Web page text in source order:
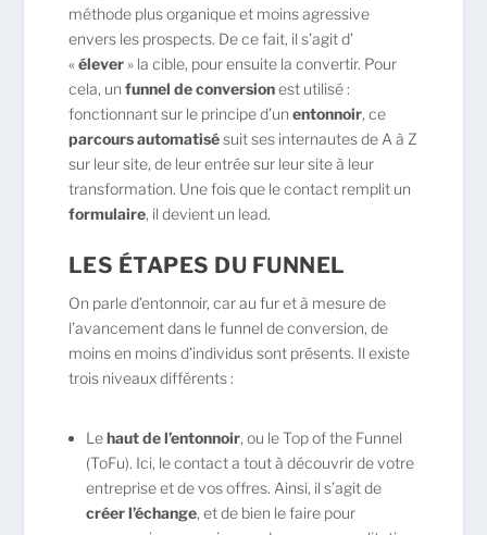
méthode plus organique et moins agressive
envers les prospects. De ce fait, il s’agit d’
«élever» la cible, pour ensuite la convertir. Pour
cela, un funnel de conversionest utilisé :
fonctionnant sur le principe d’un entonnoir, ce
parcours automatisésuit ses internautes de A à Z
sur leur site, de leur entrée sur leur site à leur
transformation. Une fois que le contact remplit un
formulaire, il devient un lead.
LES ÉTAPES DU FUNNEL
On parle d’entonnoir, car au fur et à mesure de
l’avancement dans le funnel de conversion, de
moins en moins d’individus sont présents. Il existe
trois niveaux différents :
Lehaut de l’entonnoir, ou le Top of the Funnel
(ToFu). Ici, le contact a tout à découvrir de votre
entreprise et de vos offres. Ainsi, il s’agit de
créer l’échange, et de bien le faire pour